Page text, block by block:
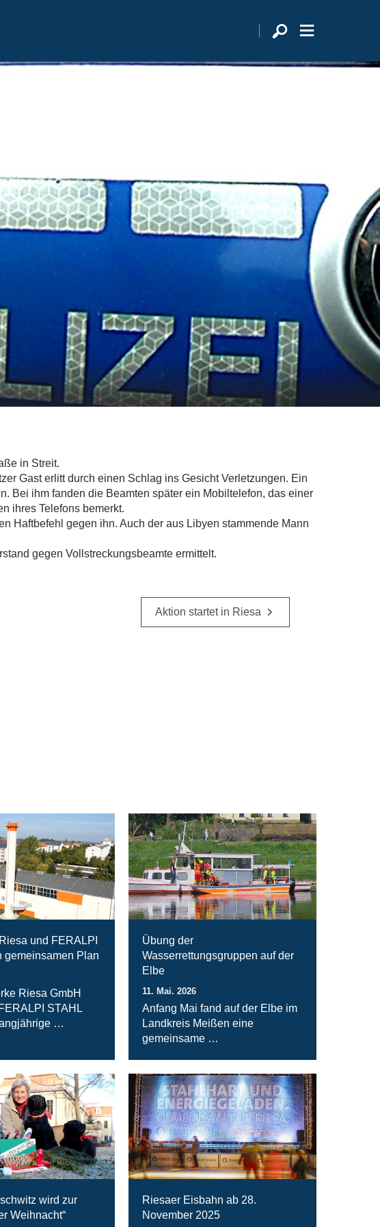
in Streit.
Gast erlitt durch einen Schlag ins Gesicht Verletzungen. Ein
Bei ihm fanden die Beamten später ein Mobiltelefon, das einer
ihres Telefons bemerkt.
Haftbefehl gegen ihn. Auch der aus Libyen stammende Mann
gegen Vollstreckungsbeamte ermittelt.
Aktion startet in Riesa
und FERALPI
gemeinsamen Plan
Riesa GmbH
STAHL
…
Übung der
Wasserrettungsgruppen auf der
Elbe
11. Mai. 2026
Anfang Mai fand auf der Elbe im
Landkreis Meißen eine
gemeinsame …
wird zur
Weihnacht“
Riesaer Eisbahn ab 28.
November 2025